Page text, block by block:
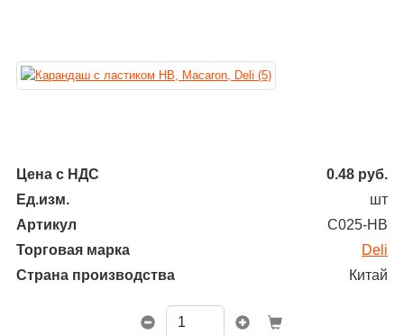
Цена с НДС 0.48 руб.
Ед.изм.
шт
Артикул
С025-НВ
Торговая марка
Deli
Страна производства
Китай